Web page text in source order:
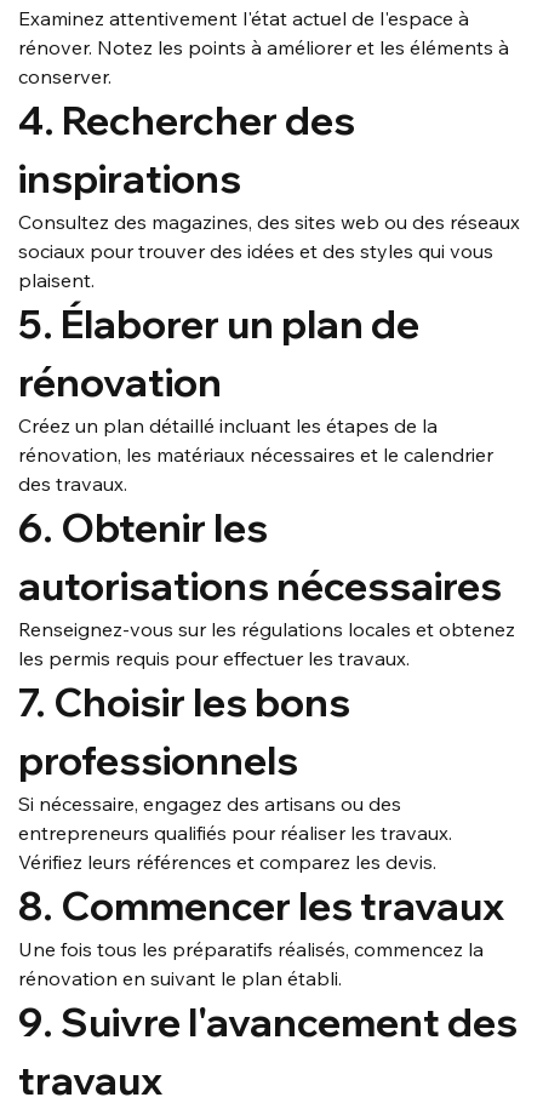
Examinez attentivement l'état actuel de l'espace à
rénover. Notez les points à améliorer et les éléments à
conserver.
4. Rechercher des
inspirations
Consultez des magazines, des sites web ou des réseaux
sociaux pour trouver des idées et des styles qui vous
plaisent.
5. Élaborer un plan de
rénovation
Créez un plan détaillé incluant les étapes de la
rénovation, les matériaux nécessaires et le calendrier
des travaux.
6. Obtenir les
autorisations nécessaires
Renseignez-vous sur les régulations locales et obtenez
les permis requis pour effectuer les travaux.
7. Choisir les bons
professionnels
Si nécessaire, engagez des artisans ou des
entrepreneurs qualifiés pour réaliser les travaux.
Vérifiez leurs références et comparez les devis.
8. Commencer les travaux
Une fois tous les préparatifs réalisés, commencez la
rénovation en suivant le plan établi.
9. Suivre l'avancement des
travaux